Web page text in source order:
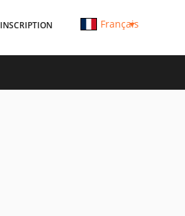
INSCRIPTION Français